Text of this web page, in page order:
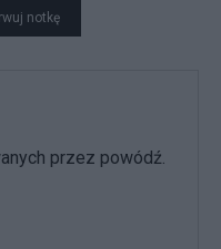
notkę
przez powódź.